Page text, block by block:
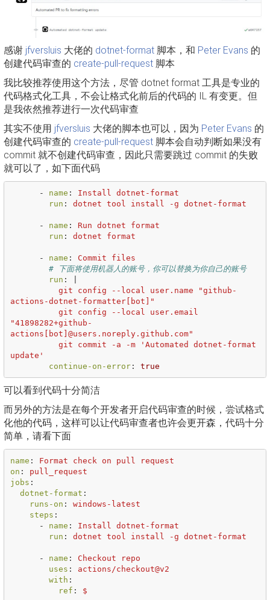
感谢 jfversluis 大佬的 dotnet-format 脚本，和 Peter Evans 的
创建代码审查的 create-pull-request 脚本
我比较推荐使用这个方法，尽管 dotnet format 工具是专业的
代码格式化工具，不会让格式化前后的代码的 IL 有变更。但
是我依然推荐进行一次代码审查
其实不使用 jfversluis 大佬的脚本也可以，因为 Peter Evans 的
创建代码审查的 create-pull-request 脚本会自动判断如果没有
commit 就不创建代码审查，因此只需要跳过 commit 的失败
就可以了，如下面代码
- name :
Install dotnet-format
run : dotnet tool install -g dotnet-format
- name :
Run dotnet format
run : dotnet format
- name :
Commit files
# 下面将使用机器人的账号，你可以替换为你自己的账号
run :
git config --local user.name "github-
actions-dotnet-formatter[bot]"
git config --local user.email
"41898282+github-
actions[bot]@users.noreply.github.com"
git commit -a -m 'Automated dotnet-format
update'
continue-on-error: true
可以看到代码十分简洁
而另外的方法是在每个开发者开启代码审查的时候，尝试格式
化他的代码，这样可以让代码审查者也许会更开森，代码十分
简单，请看下面
name :
Format check on pull request
on :
pull_request
jobs :
dotnet-format :
runs-on :
windows-latest
steps :
-
name :
Install dotnet-format
run : dotnet tool install -g dotnet-format
- name :
Checkout repo
uses :
actions/checkout@v2
with :
ref : $